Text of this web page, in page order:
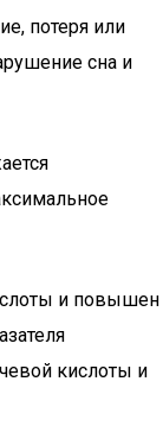
потеря или
сна и
и повышен
кислоты и